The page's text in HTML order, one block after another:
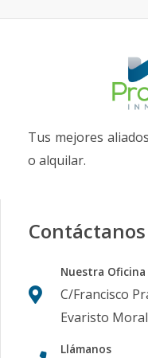
Tus mejores
o alquilar.
Contáctanos
Nuestra Oficina
C/Francisco
Evaristo
Llámanos